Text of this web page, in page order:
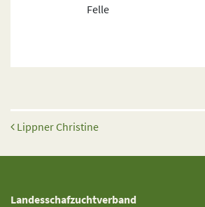
Felle
Beitrags-Navigation
Lippner Christine
Landesschafzuchtverband